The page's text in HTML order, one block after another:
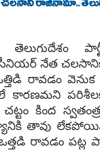
రాజీనామా..
తెలుగుదేశం
సీనియర్ నేత
రావడం వెనుక
కారణమని
కింద
తావు
రావడం పట్ల